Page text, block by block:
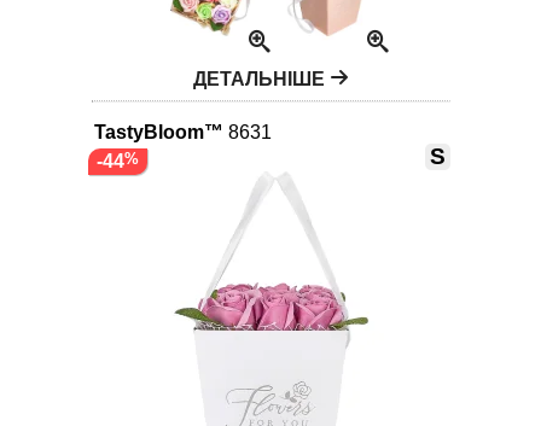
ДЕТАЛЬНІШЕ
TastyBloom™ 8631
S
-44